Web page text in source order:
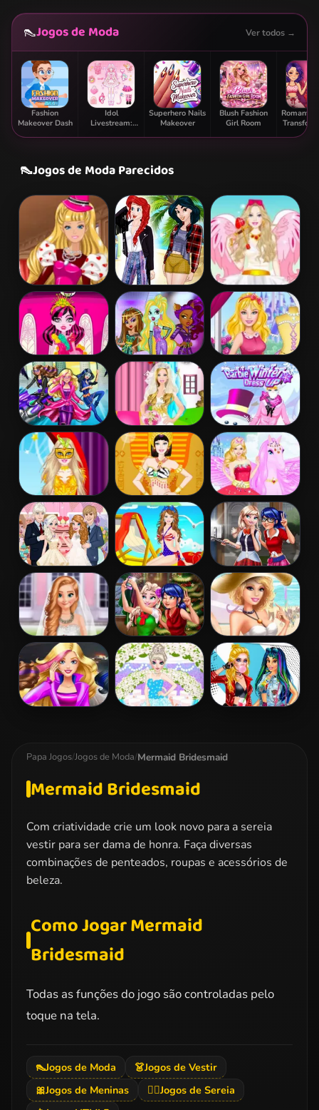
👠Jogos de Moda Ver todos →
Fashion
Makeover Dash
Idol
Livestream:
Superhero Nails
Makeover
Blush Fashion
Girl Room
Romantic
👠Jogos de Moda Parecidos
Barbie's
Valentine's
Patchwork
Dress
Princess
Coachella Style
Dress 1
Barbie Love
Dress Up
Draculaura
Princess Dress
Up
Princess Vs
Monster
Supermodel
Battle
Disney Princess
Design
Barbara Spy
Squad Dress up
Barbie Bride
Dress Up
Barbie Winter
Dress Up
Barbie
Masquerade
Dress Up
Barbie
Egyptian
Princess Dress
Up
Barbie And The
Pegasus
Elsa And Anna
Wedding Party
Barbie Colorful
Swimsuits
Dress Up
Ladybug Elsa
College Fashion
Frozen And
Ariel Wedding
Ladybug And
Elsa Xmas
Selfie
Barbies Sexy
Bikini Beach
Papa Jogos/Jogos de Moda/Mermaid Bridesmaid
Mermaid Bridesmaid
Com criatividade crie um look novo para a sereia
vestir para ser dama de honra. Faça diversas
combinações de penteados, roupas e acessórios de
beleza.
Como Jogar Mermaid
Bridesmaid
Todas as funções do jogo são controladas pelo
toque na tela.
👠Jogos de Moda 👗Jogos de Vestir
🎀Jogos de Meninas 🧜‍♀️Jogos de Sereia